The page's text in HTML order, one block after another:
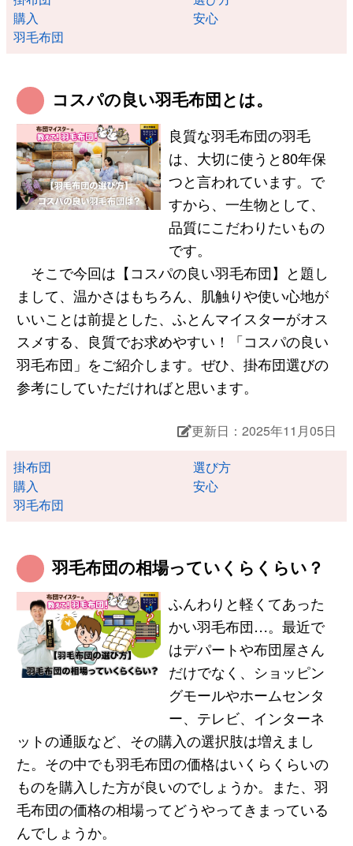
購入
安心
羽毛布団
コスパの良い羽毛布団とは。
良質な羽毛布団の羽毛
は、大切に使うと80年保
つと言われています。で
すから、一生物として、
品質にこだわりたいもの
です。
そこで今回は【コスパの良い羽毛布団】と題し
まして、温かさはもちろん、肌触りや使い心地が
いいことは前提とした、ふとんマイスターがオス
スメする、良質でお求めやすい！「コスパの良い
羽毛布団」をご紹介します。ぜひ、掛布団選びの
参考にしていただければと思います。
更新日：2025年11月05日
掛布団
選び方
購入
安心
羽毛布団
羽毛布団の相場っていくらくらい？
ふんわりと軽くてあった
かい羽毛布団…。最近で
はデパートや布団屋さん
だけでなく、ショッピン
グモールやホームセンタ
ー、テレビ、インターネ
ットの通販など、その購入の選択肢は増えまし
た。その中でも羽毛布団の価格はいくらくらいの
ものを購入した方が良いのでしょうか。また、羽
毛布団の価格の相場ってどうやってきまっている
んでしょうか。